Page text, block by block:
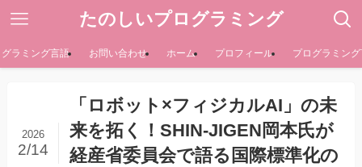
たのしいプログラミング
ラミング言語 お問い合わせ ホーム プロフィール プログラミン
「ロボット×フィジカルAI」の未
来を拓く！SHIN-JIGEN岡本氏が
経産省委員会で語る国際標準化の
2026
2/14